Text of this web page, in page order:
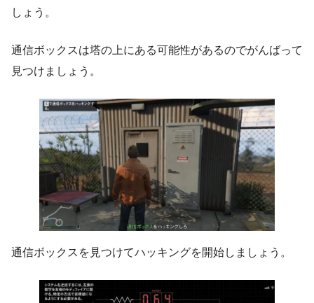
しょう。
通信ボックスは塔の上にある可能性があるのでがんばって
見つけましょう。
通信ボックスを見つけてハッキングを開始しましょう。